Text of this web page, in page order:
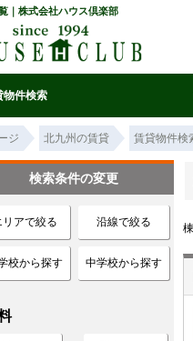
｜株式会社ハウス倶楽部
物件検索
件検索
に入り
覧履歴
件リスト
ジ 北九州の賃貸 賃貸物件検
検索条件の変更
リアで絞る 沿線で絞る
校から探す 中学校から探す